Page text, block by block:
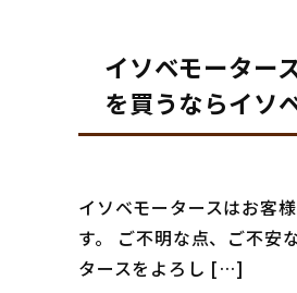
イソベモーター
を買うならイソ
イソベモータースはお客
す。 ご不明な点、ご不安
タースをよろし […]